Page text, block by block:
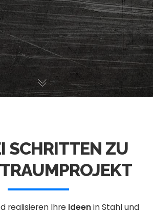
SCHRITTEN ZU
realisieren Ihre Ideenin Stahl und